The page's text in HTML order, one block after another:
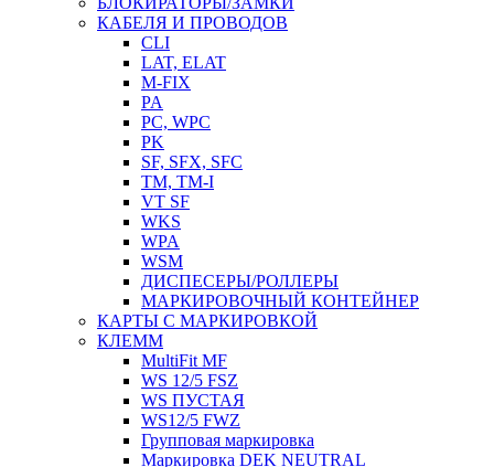
КАБЕЛЯ И ПРОВОДОВ
CLI
LAT, ELAT
M-FIX
PA
PC, WРС
PK
SF, SFX, SFC
TM, TM-I
VT SF
WKS
WPA
WSM
ДИСПЕСЕРЫ/РОЛЛЕРЫ
МАРКИРОВОЧНЫЙ КОНТЕЙНЕР
КАРТЫ С МАРКИРОВКОЙ
КЛЕММ
MultiFit MF
WS 12/5 FSZ
WS ПУСТАЯ
WS12/5 FWZ
Групповая маркировка
Маркировка DEK NEUTRAL